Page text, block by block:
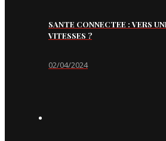
SANTE CONNECTEE : VERS
VITESSES ?
02/04/2024